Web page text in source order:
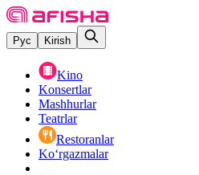
Рус Kirish
Kino
Konsertlar
Mashhurlar
Teatrlar
Restoranlar
Ko‘rgazmalar